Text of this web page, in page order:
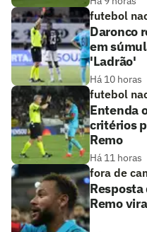
futebol
Daronco
em
'Ladrão'
Há 10 horas
futebol
Entenda
critérios
Remo
Há 11 horas
fora de
Remo